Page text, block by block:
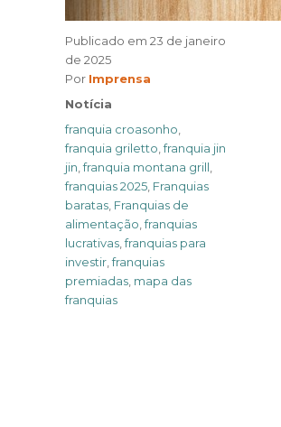
Publicado em 23 de janeiro
de 2025
Por Author
Imprensa
Categories
Notícia
Tags
franquia croasonho
franquia griletto ,franquia jin
jin ,franquia montana grill
franquias 2025 Franquias
baratas Franquias de
alimentação ,franquias
lucrativas ,franquias para
investir ,franquias
premiadas mapa das
franquias